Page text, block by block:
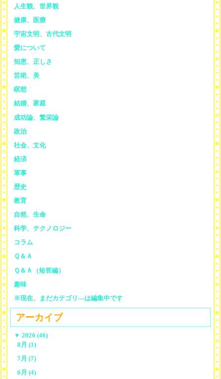
人生観、世界観
健康、医療
宇宙文明、古代文明
愛について
知恵、正しさ
芸術、美
瞑想
結婚、家庭
成功論、繁栄論
政治
社会、文化
経済
軍事
歴史
教育
自然、生命
科学、テクノロジー
コラム
Ｑ＆Ａ
Ｑ＆Ａ（短答編）
趣味
※現在、まだカテゴリ—は編集中です
アーカイブ
▼ 2026 (46)
8月 (1)
7月 (7)
6月 (4)